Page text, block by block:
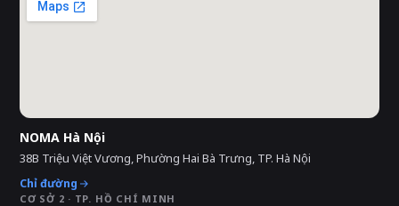
NOMA Hà Nội
38B Triệu Việt Vương, Phường Hai Bà Trưng, TP. Hà Nội
Chỉ đường
CƠ SỞ 2 · TP. HỒ CHÍ MINH